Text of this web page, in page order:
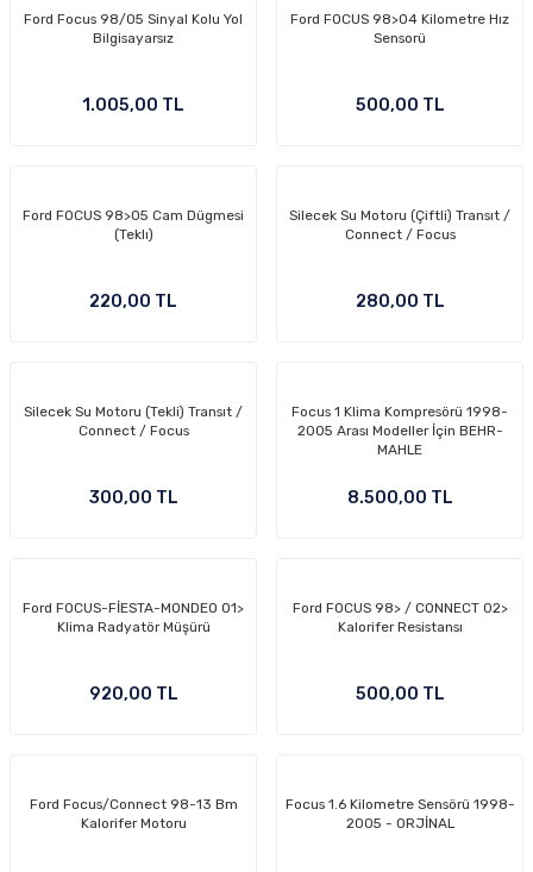
2011)Ford Focus 98/05 Sinyal Kolu Yol
Bilgisayarsız
1.005,00 TL
Ford FOCUS 98>04 Kilometre Hız
Sensorü
500,00 TL
Ford FOCUS 98>05 Cam Dügmesi
(Teklı)
220,00 TL
Silecek Su Motoru (Çiftli) Transıt /
Connect / Focus
280,00 TL
Silecek Su Motoru (Tekli) Transıt /
Connect / Focus
300,00 TL
Focus 1 Klima Kompresörü 1998-
2005 Arası Modeller İçin BEHR-
MAHLE
8.500,00 TL
Ford FOCUS-FİESTA-MONDEO 01>
Klima Radyatör Müşürü
920,00 TL
Ford FOCUS 98> / CONNECT 02>
Kalorifer Resistansı
500,00 TL
Ford Focus/Connect 98-13 Bm
Kalorifer Motoru
Focus 1.6 Kilometre Sensörü 1998-
2005 - ORJİNAL